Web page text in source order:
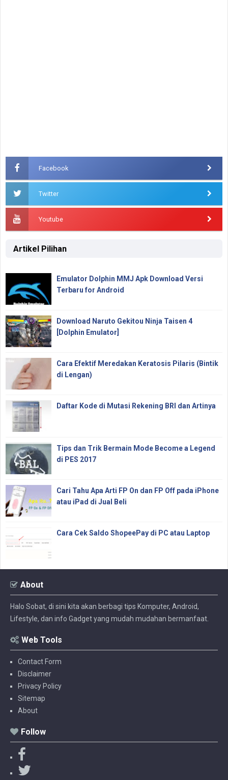
Facebook
Twitter
Youtube
Artikel Pilihan
Emulator Dolphin MMJ Apk Download Versi
Terbaru for Android
Download Naruto Gekitou Ninja Taisen 4
[Dolphin Emulator]
Cara Efektif Meredakan Keratosis Pilaris (Bintik
di Lengan)
Daftar Kode di Mutasi Rekening BRI dan Artinya
Tips dan Trik Bermain Mode Become a Legend
di PES 2017
Cari Tahu Apa Arti FP On dan FP Off pada iPhone
atau iPad di Jual Beli
Cara Cek Saldo ShopeePay di PC atau Laptop
About
Halo Sobat, di sini kita akan berbagi tips Komputer, Android,
Lifestyle, dan info Gadget yang mudah mudahan bermanfaat.
Web Tools
Contact Form
Disclaimer
Privacy Policy
Sitemap
About
Follow
a
c